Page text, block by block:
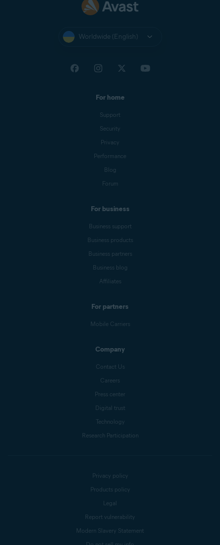
Worldwide (English)
For home
Support
Security
Privacy
Performance
Blog
Forum
For business
Business support
Business products
Business partners
Business blog
Affiliates
For partners
Mobile Carriers
Company
Contact Us
Careers
Press center
Digital trust
Technology
Research Participation
Privacy policy
Products policy
Legal
Report vulnerability
Modern Slavery Statement